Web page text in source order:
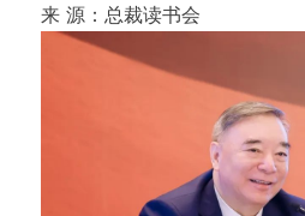
来 源：总裁读书会